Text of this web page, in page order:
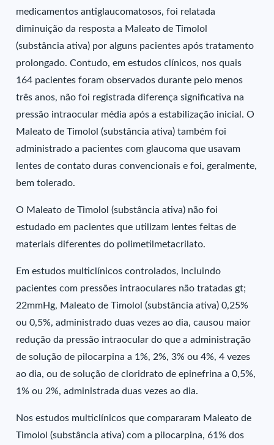
medicamentos antiglaucomatosos, foi relatada
diminuição da resposta a Maleato de Timolol
(substância ativa) por alguns pacientes após tratamento
prolongado. Contudo, em estudos clínicos, nos quais
164 pacientes foram observados durante pelo menos
três anos, não foi registrada diferença significativa na
pressão intraocular média após a estabilização inicial. O
Maleato de Timolol (substância ativa) também foi
administrado a pacientes com glaucoma que usavam
lentes de contato duras convencionais e foi, geralmente,
bem tolerado.
O Maleato de Timolol (substância ativa) não foi
estudado em pacientes que utilizam lentes feitas de
materiais diferentes do polimetilmetacrilato.
Em estudos multiclínicos controlados, incluindo
pacientes com pressões intraoculares não tratadas gt;
22mmHg, Maleato de Timolol (substância ativa) 0,25%
ou 0,5%, administrado duas vezes ao dia, causou maior
redução da pressão intraocular do que a administração
de solução de pilocarpina a 1%, 2%, 3% ou 4%, 4 vezes
ao dia, ou de solução de cloridrato de epinefrina a 0,5%,
1% ou 2%, administrada duas vezes ao dia.
Nos estudos multiclínicos que compararam Maleato de
Timolol (substância ativa) com a pilocarpina, 61% dos